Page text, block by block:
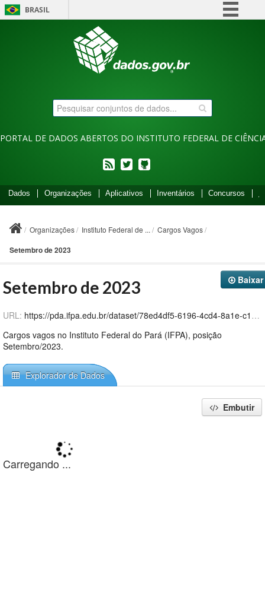
BRASIL
Participe
Legislação
PORTAL DE DADOS ABERTOS DO INSTITUTO FEDERAL DE
feed twitterCódigos
fonte
de
do
Dados Organizações Aplicativos Inventários Concursos
Organizações Instituto Federal de ... Cargos Vagos
Setembro de 2023
Baixar
Setembro de 2023
URL: https://pda.ifpa.edu.br/dataset/78ed4df5-6196-4cd4-8a1e-c12c7ddb3b63/resource/b167e89b-5783-482b-b03b-6b8b1d3398a3/download/cargosvagosvacancias_set-2023.csv
Cargos vagos no Instituto Federal do Pará (IFPA), posição
Setembro/2023.
Explorador de Dados
Embutir